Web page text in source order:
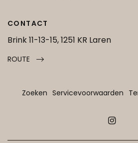
CONTACT
Brink 11-13-15, 1251 KR Laren
ROUTE
Zoeken Servicevoorwaarden